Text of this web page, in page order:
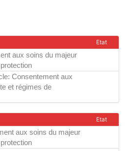
Etat
aux soins du majeur
Consentement aux
et régimes de
Etat
aux soins du majeur